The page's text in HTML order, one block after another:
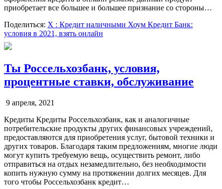
приобретает все большее и большее признание со стороны…
Поделиться: X : Кредит наличными Хоум Кредит Банк:
условия в 2021, взять онлайн
Ты Россельхозбанк, условия,
процентные ставки, обслуживание
9 апреля, 2021
Кредиты Кредиты Россельхозбанк, как и аналогичные
потребительские продукты других финансовых учреждений,
предоставляются для приобретения услуг, бытовой техники и
других товаров. Благодаря таким предложениям, многие люди
могут купить требуемую вещь, осуществить ремонт, либо
отправиться на отдых незамедлительно, без необходимости
копить нужную сумму на протяжении долгих месяцев. Для
того чтобы Россельхозбанк кредит…